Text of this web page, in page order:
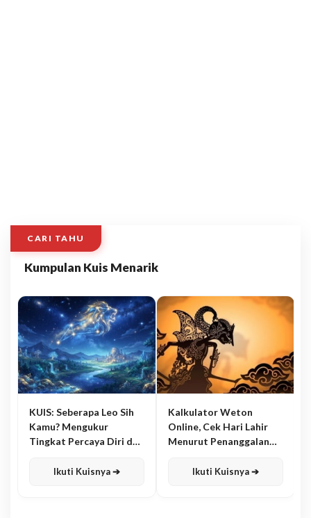
CARI TAHU
Kumpulan Kuis Menarik
KUIS: Seberapa Leo Sih
Kamu? Mengukur
Tingkat Percaya Diri dan
Ikuti Kuisnya ➔
Kalkulator Weton
Online, Cek Hari Lahir
Menurut Penanggalan
Ikuti Kuisnya ➔